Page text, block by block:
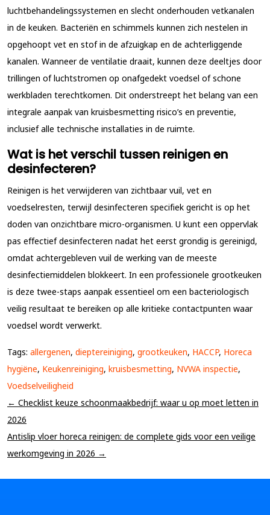
luchtbehandelingssystemen en slecht onderhouden vetkanalen
in de keuken. Bacteriën en schimmels kunnen zich nestelen in
opgehoopt vet en stof in de afzuigkap en de achterliggende
kanalen. Wanneer de ventilatie draait, kunnen deze deeltjes door
trillingen of luchtstromen op onafgedekt voedsel of schone
werkbladen terechtkomen. Dit onderstreept het belang van een
integrale aanpak van kruisbesmetting risico’s en preventie,
inclusief alle technische installaties in de ruimte.
Wat is het verschil tussen reinigen en
desinfecteren?
Reinigen is het verwijderen van zichtbaar vuil, vet en
voedselresten, terwijl desinfecteren specifiek gericht is op het
doden van onzichtbare micro-organismen. U kunt een oppervlak
pas effectief desinfecteren nadat het eerst grondig is gereinigd,
omdat achtergebleven vuil de werking van de meeste
desinfectiemiddelen blokkeert. In een professionele grootkeuken
is deze twee-staps aanpak essentieel om een bacteriologisch
veilig resultaat te bereiken op alle kritieke contactpunten waar
voedsel wordt verwerkt.
Tags: allergenen, dieptereiniging, grootkeuken, HACCP, Horeca
hygiëne, Keukenreiniging, kruisbesmetting, NVWA inspectie,
Voedselveiligheid
← Checklist keuze schoonmaakbedrijf: waar u op moet letten in
2026
Antislip vloer horeca reinigen: de complete gids voor een veilige
werkomgeving in 2026 →